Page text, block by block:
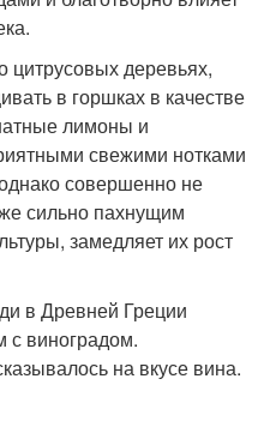
цитрусовых деревьях,
в горшках в качестве
лимоны и
свежими нотками
совершенно не
сильно пахнущим
замедляет их рост
в Древней Греции
с виноградом.
на вкусе вина.